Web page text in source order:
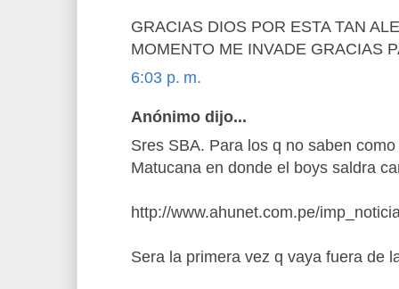
GRACIAS DIOS POR ESTA TAN
MOMENTO ME INVADE GRACIAS
6:03 p. m.
Anónimo dijo...
Sres SBA. Para los q no saben
Matucana en donde el boys saldra
http://www.ahunet.com.pe/
Sera la primera vez q vaya fuera de